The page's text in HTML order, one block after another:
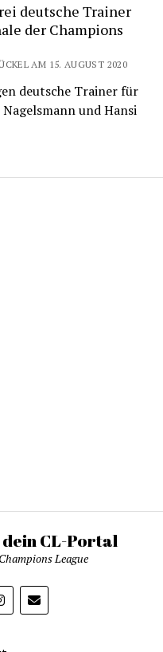
deutsche Trainer
der Champions
AM 15. AUGUST 2020
deutsche Trainer für
und Hansi
CL-Portal
League